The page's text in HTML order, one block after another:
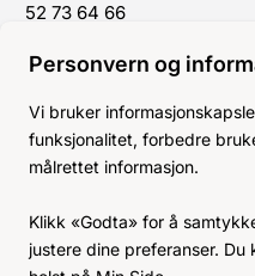
Personvern og
Vi bruker
funksjonalitet, forbedre
målrettet informasjon.
Klikk «Godta» for å
justere dine preferanser. Du
52 73 64 66
ÅPNINGSTIDER
Man-Fre:07–15
Lør-Søn: Stengt
Helligdager:Stengt
KJØPSVILKÅR
BLI KUNDE